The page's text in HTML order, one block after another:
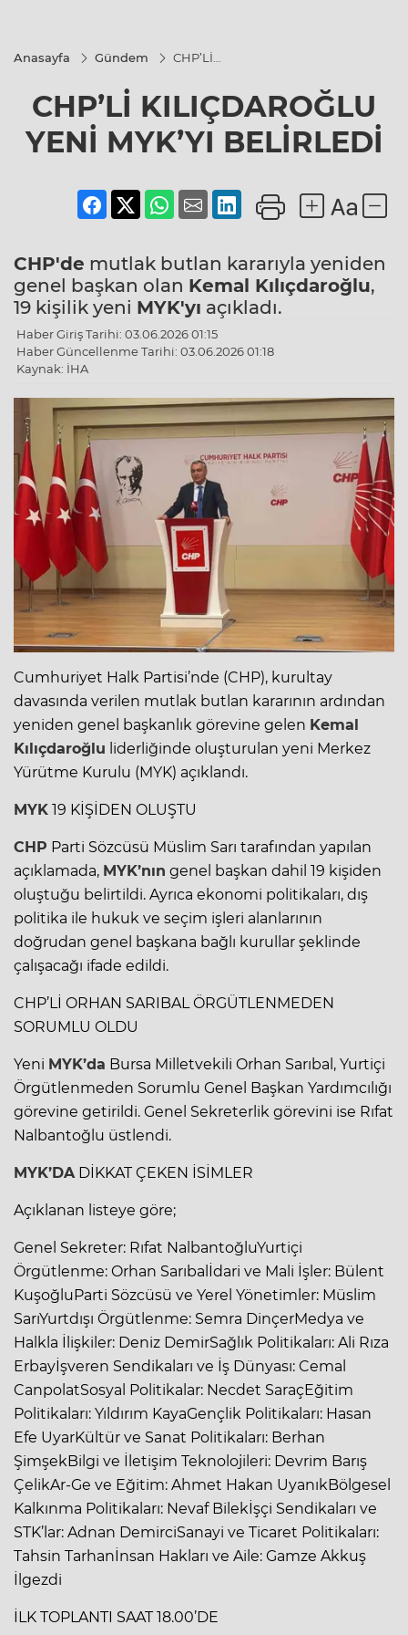
Anasayfa Gündem
CHP’Lİ
BELİRLEDİ
CHP’Lİ KILIÇDAROĞLU
YENİ MYK’YI BELİRLEDİ
CHP'de mutlak butlan kararıyla yeniden
genel başkan olan Kemal Kılıçdaroğlu,
19 kişilik yeni MYK'yı açıkladı.
Haber Giriş Tarihi: 03.06.2026 01:15
Haber Güncellenme Tarihi: 03.06.2026 01:18
Kaynak: İHA
Cumhuriyet Halk Partisi’nde (CHP), kurultay
davasında verilen mutlak butlan kararının ardından
yeniden genel başkanlık görevine gelen Kemal
Kılıçdaroğlu liderliğinde oluşturulan yeni Merkez
Yürütme Kurulu (MYK) açıklandı.
MYK 19 KİŞİDEN OLUŞTU
CHP Parti Sözcüsü Müslim Sarı tarafından yapılan
açıklamada, MYK’nın genel başkan dahil 19 kişiden
oluştuğu belirtildi. Ayrıca ekonomi politikaları, dış
politika ile hukuk ve seçim işleri alanlarının
doğrudan genel başkana bağlı kurullar şeklinde
çalışacağı ifade edildi.
CHP’Lİ ORHAN SARIBAL ÖRGÜTLENMEDEN
SORUMLU OLDU
Yeni MYK’da Bursa Milletvekili Orhan Sarıbal, Yurtiçi
Örgütlenmeden Sorumlu Genel Başkan Yardımcılığı
görevine getirildi. Genel Sekreterlik görevini ise Rıfat
Nalbantoğlu üstlendi.
MYK’DA DİKKAT ÇEKEN İSİMLER
Açıklanan listeye göre;
Genel Sekreter: Rıfat NalbantoğluYurtiçi
Örgütlenme: Orhan Sarıbalİdari ve Mali İşler: Bülent
KuşoğluParti Sözcüsü ve Yerel Yönetimler: Müslim
SarıYurtdışı Örgütlenme: Semra DinçerMedya ve
Halkla İlişkiler: Deniz DemirSağlık Politikaları: Ali Rıza
Erbayİşveren Sendikaları ve İş Dünyası: Cemal
CanpolatSosyal Politikalar: Necdet SaraçEğitim
Politikaları: Yıldırım KayaGençlik Politikaları: Hasan
Efe UyarKültür ve Sanat Politikaları: Berhan
ŞimşekBilgi ve İletişim Teknolojileri: Devrim Barış
ÇelikAr-Ge ve Eğitim: Ahmet Hakan UyanıkBölgesel
Kalkınma Politikaları: Nevaf Bilekİşçi Sendikaları ve
STK’lar: Adnan DemirciSanayi ve Ticaret Politikaları:
Tahsin Tarhanİnsan Hakları ve Aile: Gamze Akkuş
İlgezdi
İLK TOPLANTI SAAT 18.00’DE